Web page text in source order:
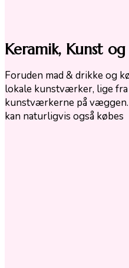
Keramik, Kunst
Foruden mad & drikke og
lokale kunstværker, lige
kunstværkerne på
kan naturligvis også købes